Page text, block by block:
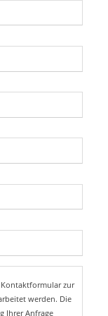
Kontaktformular zur
werden. Die
Ihrer Anfrage